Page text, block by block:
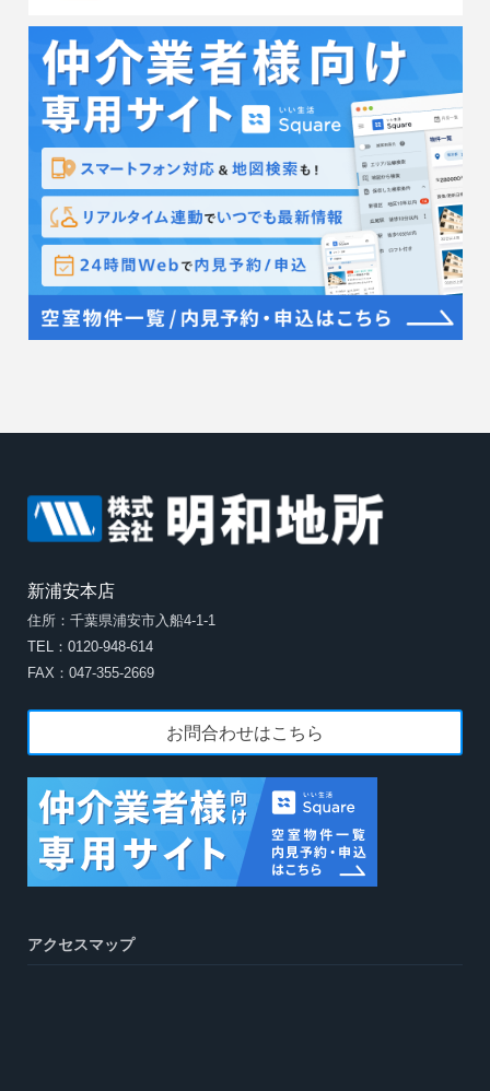
新浦安本店
住所：千葉県浦安市入船4-1-1
TEL：0120-948-614
FAX：047-355-2669
お問合わせはこちら
アクセスマップ